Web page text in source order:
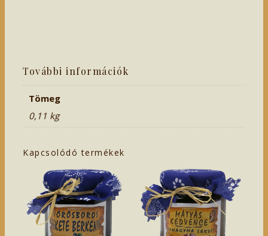
További információk
Tömeg
0,11 kg
Kapcsolódó termékek